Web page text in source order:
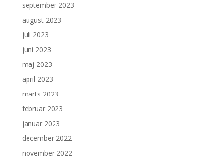
september 2023
august 2023
juli 2023
juni 2023
maj 2023
april 2023
marts 2023
februar 2023
januar 2023
december 2022
november 2022